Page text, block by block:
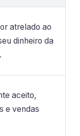
atrelado ao
dinheiro da
aceito,
e vendas